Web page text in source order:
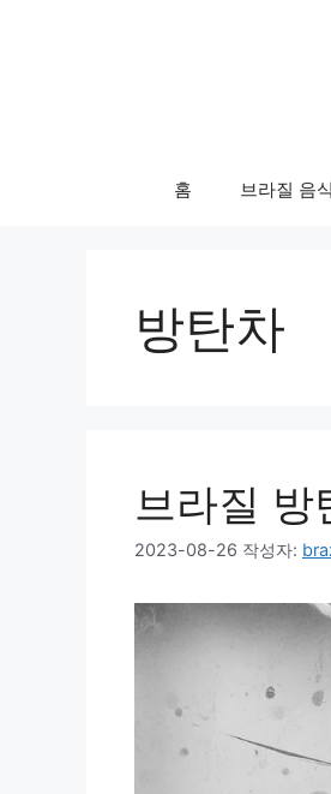
홈 브라질 음식
방탄차
브라질 방
2023-08-26 작성자: